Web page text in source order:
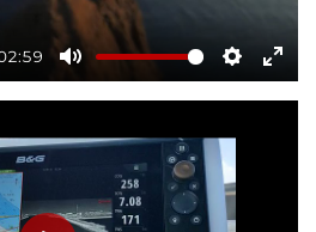
Mute Settings